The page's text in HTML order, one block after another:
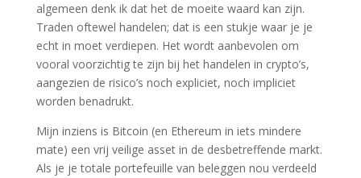
algemeen denk ik dat het de moeite waard kan zijn.
Traden oftewel handelen; dat is een stukje waar je je
echt in moet verdiepen. Het wordt aanbevolen om
vooral voorzichtig te zijn bij het handelen in crypto’s,
aangezien de risico’s noch expliciet, noch impliciet
worden benadrukt.
Mijn inziens is Bitcoin (en Ethereum in iets mindere
mate) een vrij veilige asset in de desbetreffende markt.
Als je je totale portefeuille van beleggen nou verdeeld